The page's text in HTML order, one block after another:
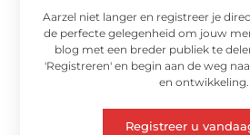
Aarzel niet langer en registreer je
de perfecte gelegenheid om jouw
blog met een breder publiek te
'Registreren' en begin aan de weg
en ontwikkeling.
Registreer u